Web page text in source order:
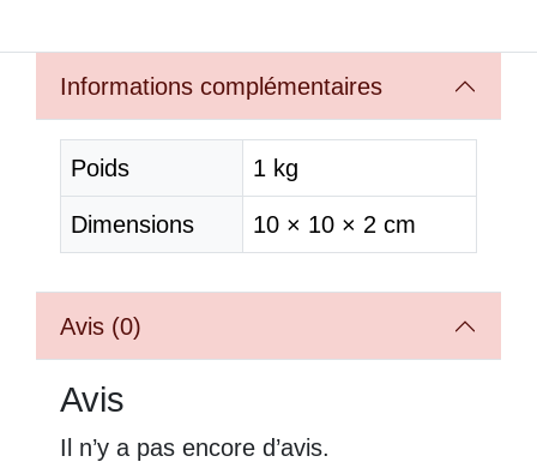
Informations complémentaires
Poids 1 kg
Dimensions 10 × 10 × 2 cm
Avis (0)
Avis
Il n’y a pas encore d’avis.